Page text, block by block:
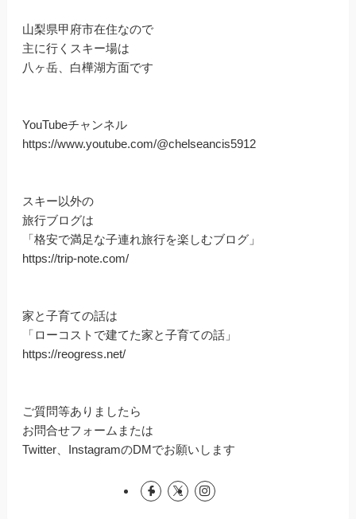
山梨県甲府市在住なので
主に行くスキー場は
八ヶ岳、白樺湖方面です
YouTubeチャンネル
https://www.youtube.com/@chelseancis5912
スキー以外の
旅行ブログは
「格安で満足な子連れ旅行を楽しむブログ」
https://trip-note.com/
家と子育ての話は
「ローコストで建てた家と子育ての話」
https://reogress.net/
ご質問等ありましたら
お問合せフォームまたは
Twitter、InstagramのDMでお願いします